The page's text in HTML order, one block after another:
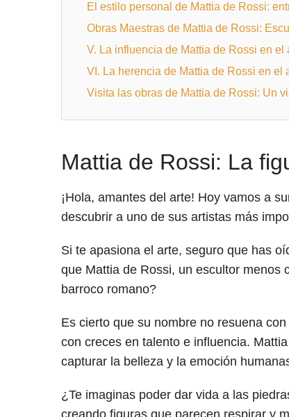
El estilo personal de Mattia de Rossi:
Obras Maestras de Mattia de Rossi:
V. La influencia de Mattia de Rossi en el
VI. La herencia de Mattia de Rossi en el
Visita las obras de Mattia de Rossi: Un
Mattia de Rossi: La
¡Hola, amantes del arte! Hoy vamos a
descubrir a uno de sus artistas más
Si te apasiona el arte, seguro que has
que Mattia de Rossi, un escultor menos
barroco romano?
Es cierto que su nombre no resuena
con creces en talento e influencia.
capturar la belleza y la emoción
¿Te imaginas poder dar vida a las